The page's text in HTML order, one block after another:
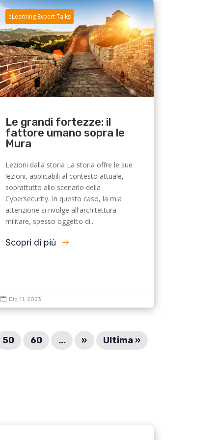
eLearning Expert Talks
Le grandi fortezze: il
fattore umano sopra le
Mura
Lezioni dalla storia La storia offre le sue
lezioni, applicabili al contesto attuale,
soprattutto allo scenario della
Cybersecurity. In questo caso, la mia
attenzione si rivolge all'architettura
militare, spesso oggetto di...
Scopri di più
 Dic 11, 2023
50 60 ... » Ultima »